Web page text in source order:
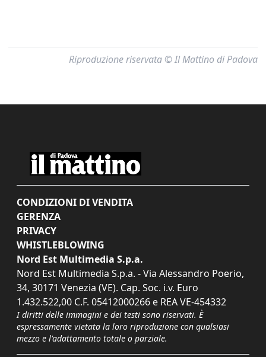
Riproduzione riservata © Il Mattino di Padova
CONDIZIONI DI VENDITA
GERENZA
PRIVACY
WHISTLEBLOWING
Nord Est Multimedia S.p.a.
Nord Est Multimedia S.p.a. - Via Alessandro Poerio,
34, 30171 Venezia (VE). Cap. Soc. i.v. Euro
1.432.522,00 C.F. 05412000266 e REA VE-454332
I diritti delle immagini e dei testi sono riservati. È
espressamente vietata la loro riproduzione con qualsiasi
mezzo e l'adattamento totale o parziale.